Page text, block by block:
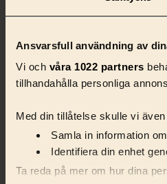
Ansvarsfull användning av
Vi och våra 1022 partners
tillhandahålla personliga
Med din tillåtelse skulle vi
Samla in information
Identifiera din enhet
Ta reda på mer om hur dina